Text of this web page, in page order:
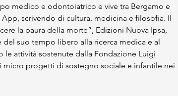
medico e odontoiatrico e vive tra Bergamo e
scrivendo di cultura, medicina e filosofia. Il
la paura della morte”, Edizioni Nuova Ipsa,
del suo tempo libero alla ricerca medica e al
attività sostenute dalla Fondazione Luigi
micro progetti di sostegno sociale e infantile nei